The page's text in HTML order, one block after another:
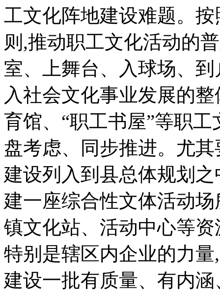
工文化阵地建设难题。
则,推动职工文化活动的
室、上舞台、入球场、
入社会文化事业发展的
育馆、“职工书屋”等职
盘考虑、同步推进。尤
建设列入到县总体规划
建一座综合性文体活动
镇文化站、活动中心等
特别是辖区内企业的力
建设一批有质量、有内